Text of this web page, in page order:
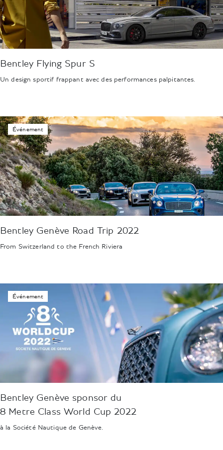
Bentley Flying Spur S
Un design sportif frappant avec des performances palpitantes.
Bentley Genève Road Trip 2022
From Switzerland to the French Riviera
Événement
Bentley Genève sponsor du
8 Metre Class World Cup 2022
à la Société Nautique de Genève.
Événement